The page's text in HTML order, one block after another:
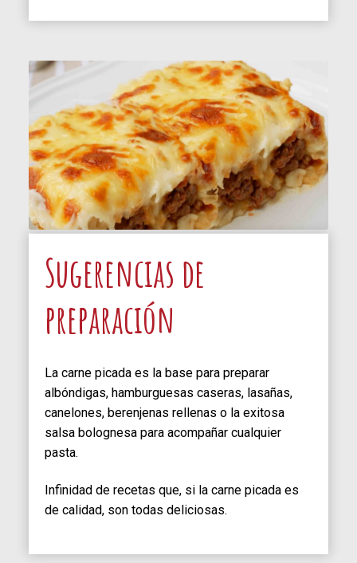
Sugerencias de
preparación
La carne picada es la base para preparar
albóndigas, hamburguesas caseras, lasañas,
canelones, berenjenas rellenas o la exitosa
salsa bolognesa para acompañar cualquier
pasta.
Infinidad de recetas que, si la carne picada es
de calidad, son todas deliciosas.